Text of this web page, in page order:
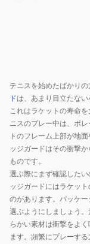
テニスを始めたばかり
ドは、あまり目立たな
これはラケットの寿命
ニスのプレー中は、ボ
トのフレーム上部が地
ッジガードはその衝撃
ものです。
選ぶ際にまず確認した
ッジガードにはラケッ
のがあります。パッケ
選ぶようにしましょう
らかい素材は衝撃をよ
ます。頻繁にプレーす